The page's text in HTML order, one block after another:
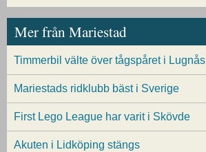
Mer från Mariestad
Timmerbil välte över tågspåret i Lugnås
Mariestads ridklubb bäst i Sverige
First Lego League har varit i Skövde
Akuten i Lidköping stängs